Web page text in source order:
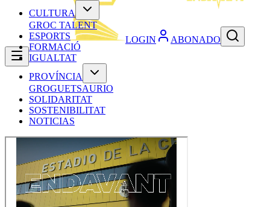
LOGIN ABONADO
CULTURA
GROC TALENT
ESPORTS
FORMACIÓ
IGUALTAT
PROVÍNCIA
GROGUETSAURIO
SOLIDARITAT
SOSTENIBILITAT
NOTICIAS